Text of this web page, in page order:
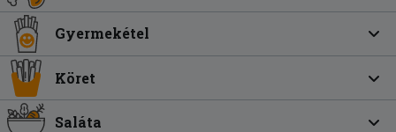
Gyermekétel
Köret
Saláta